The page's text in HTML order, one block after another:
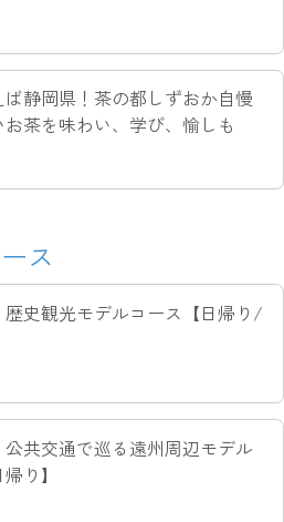
ば静岡県！茶の都しずおか自慢
茶を味わい、学び、愉しも
ス
歴史観光モデルコース【日帰り/
共交通で巡る遠州周辺モデル
り】